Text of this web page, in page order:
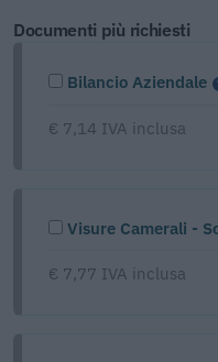
Documenti più richiesti
Bilancio Aziendale
€ 7,14 IVA inclusa
Visure Camerali -
€ 7,77 IVA inclusa